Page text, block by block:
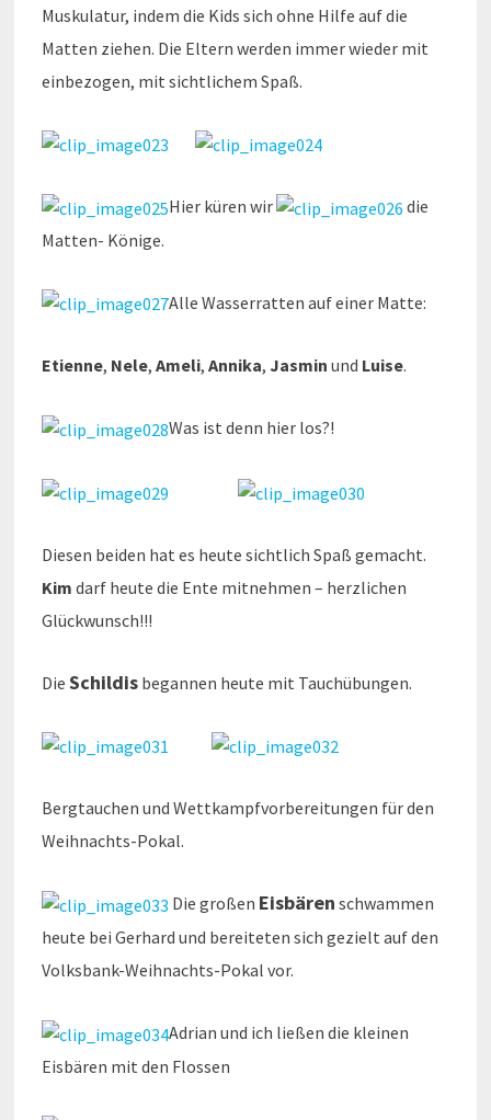
Muskulatur, indem die Kids sich ohne Hilfe auf die
Matten ziehen. Die Eltern werden immer wieder mit
einbezogen, mit sichtlichem Spaß.
Hier küren wir
die
Matten- Könige.
Alle Wasserratten auf einer Matte:
Etienne, Nele, Ameli, Annika, Jasmin und Luise.
Was ist denn hier los?!
Diesen beiden hat es heute sichtlich Spaß gemacht.
Kim darf heute die Ente mitnehmen – herzlichen
Glückwunsch!!!
Die Schildisbegannen heute mit Tauchübungen.
Bergtauchen und Wettkampfvorbereitungen für den
Weihnachts-Pokal.
Die großen Eisbären schwammen
heute bei Gerhard und bereiteten sich gezielt auf den
Volksbank-Weihnachts-Pokal vor.
Adrian und ich ließen die kleinen
Eisbären mit den Flossen